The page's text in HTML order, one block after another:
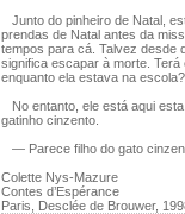
Junto do pinheiro de Natal,
prendas de Natal antes da
tempos para cá. Talvez desde
significa escapar à morte.
enquanto ela estava na escola?
No entanto, ele está aqui
gatinho cinzento.
— Parece filho do gato
Colette Nys-Mazure
Contes d’Espérance
Paris, Desclée de Brouwer,